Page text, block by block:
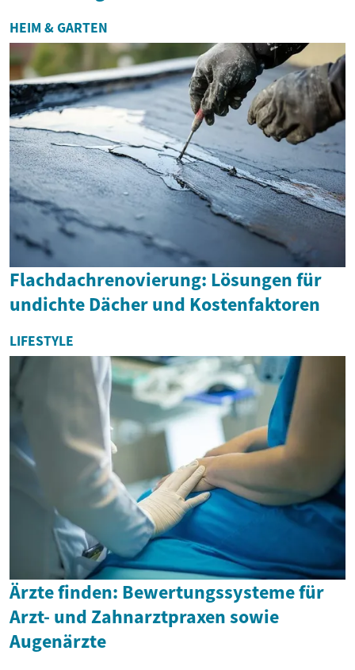
HEIM & GARTEN
Flachdachrenovierung: Lösungen für
undichte Dächer und Kostenfaktoren
LIFESTYLE
Ärzte finden: Bewertungssysteme für
Arzt- und Zahnarztpraxen sowie
Augenärzte